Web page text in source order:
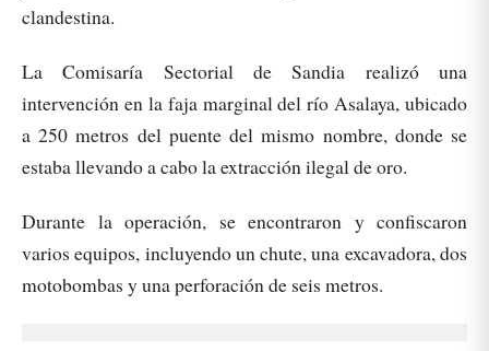
clandestina.
La Comisaría Sectorial de Sandia realizó una
intervención en la faja marginal del río Asalaya, ubicado
a 250 metros del puente del mismo nombre, donde se
estaba llevando a cabo la extracción ilegal de oro.
Durante la operación, se encontraron y confiscaron
varios equipos, incluyendo un chute, una excavadora, dos
motobombas y una perforación de seis metros.